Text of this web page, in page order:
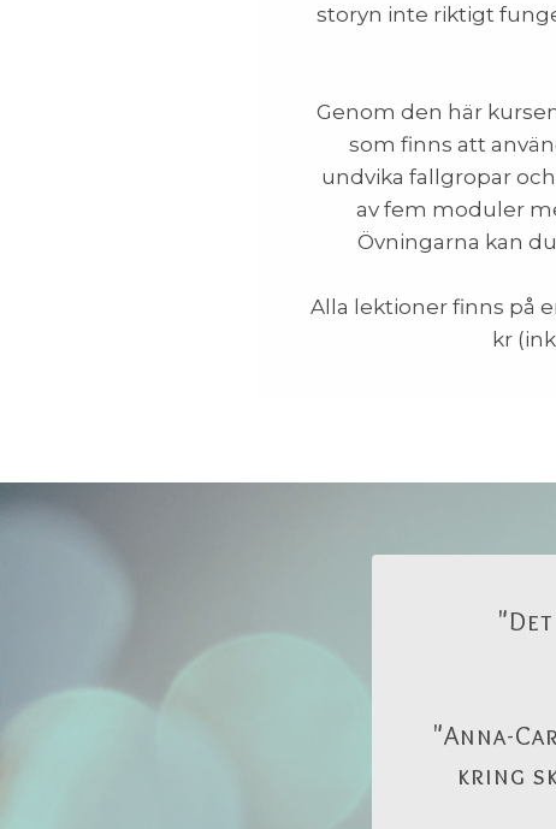
storyn inte riktigt
Genom den här
som finns att
undvika fallgropar
av fem moduler
Övningarna kan
Alla lektioner finns på
kr
"Anna-
kring